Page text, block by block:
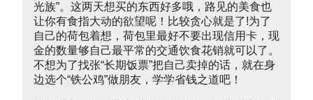
光族”。这两天想买的东西好多哦，路见的美食也
让你有食指大动的欲望呢！比较贪心就是了!为了
自己的荷包着想，荷包里最好不要出现信用卡，现
金的数量够自己最平常的交通饮食花销就可以了。
不想为了找张“长期饭票”把自己卖掉的话，就在身
边选个“铁公鸡”做朋友，学学省钱之道吧！